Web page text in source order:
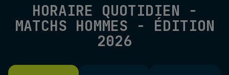
HORAIRE QUOTIDIEN -
MATCHS HOMMES - ÉDITION
2026